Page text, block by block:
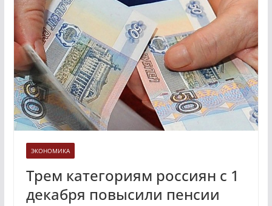
ЭКОНОМИКА
Трем категориям россиян с 1
декабря повысили пенсии